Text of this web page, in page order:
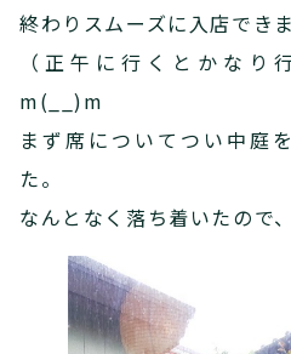
終わりスムーズに入店できま
（正午に行くとかなり
m(__)m
まず席についてつい中庭
た。
なんとなく落ち着いたので